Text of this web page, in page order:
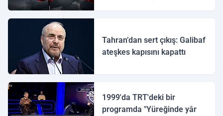
Tahran’dan sert çıkış: Galibaf
ateşkes kapısını kapattı
1999'da TRT'deki bir
programda "Yüreğinde yâr